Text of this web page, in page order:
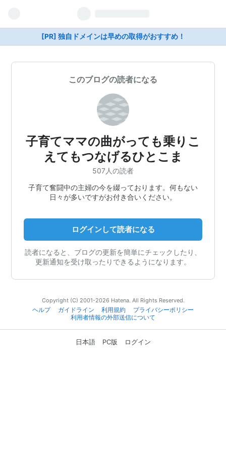
[PR] 独自ドメインは早めの取得がおすすめ！
このブログの読者になる
子育てママの曲がっても乗りこ
えてもつなげるひとこま
507人の読者
子育て奮闘中の主婦の今を綴っております。何もない
日々が多いですがお付き合いください。
ログインして読者になる
読者になると、ブログの更新を簡単にチェックしたり、
更新通知を受け取ったりできるようになります。
Copyright (C) 2001-2026 Hatena. All Rights Reserved.
ヘルプ
ガイドライン 利用規約
プライバシーポリシー
利用者情報の外部送信について
日本語 PC版 ログイン